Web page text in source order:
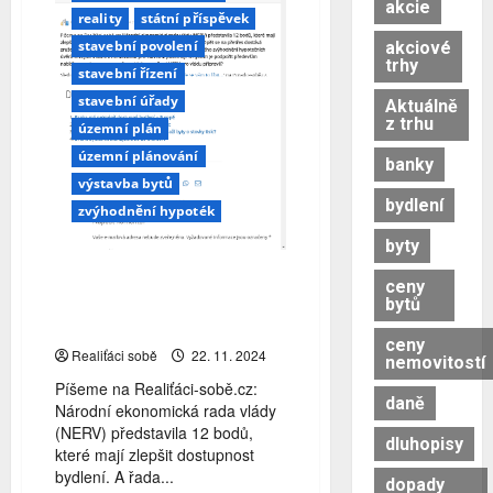
reality
státní příspěvek
stavební povolení
stavební řízení
stavební úřady
územní plán
územní plánování
výstavba bytů
zvýhodnění hypoték
Realiťáci sobě 22. 11. 2024
Píšeme na Realiťáci-sobě.cz:
Národní ekonomická rada vlády
(NERV) představila 12 bodů,
které mají zlepšit dostupnost
bydlení. A řada...
akcie
akciové
trhy
Aktuálně
z trhu
banky
bydlení
byty
ceny
bytů
ceny
nemovitostí
daně
dluhopisy
dopady